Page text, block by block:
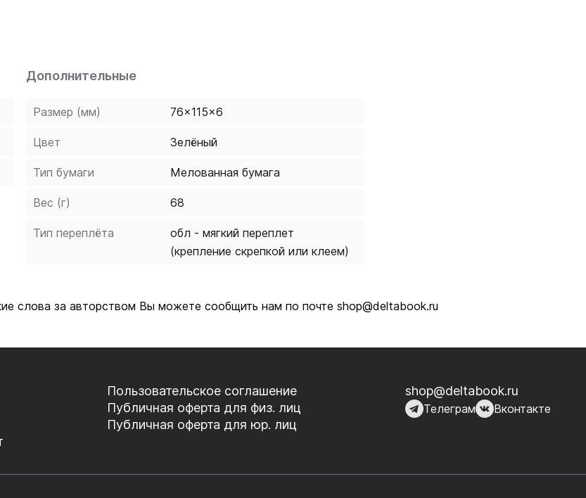
Дополнительные
Размер (мм) 76x115x6
Цвет Зелёный
Тип бумаги Мелованная бумага
Вес (г) 68
Тип переплёта
обл - мягкий переплет
(крепление скрепкой или клеем)
слова за авторством Вы можете сообщить нам по почте shop@deltabook.ru
Пользовательское соглашение
Публичная оферта для физ. лиц
Публичная оферта для юр. лиц
shop@deltabook.ru
Телеграм Вконтакте